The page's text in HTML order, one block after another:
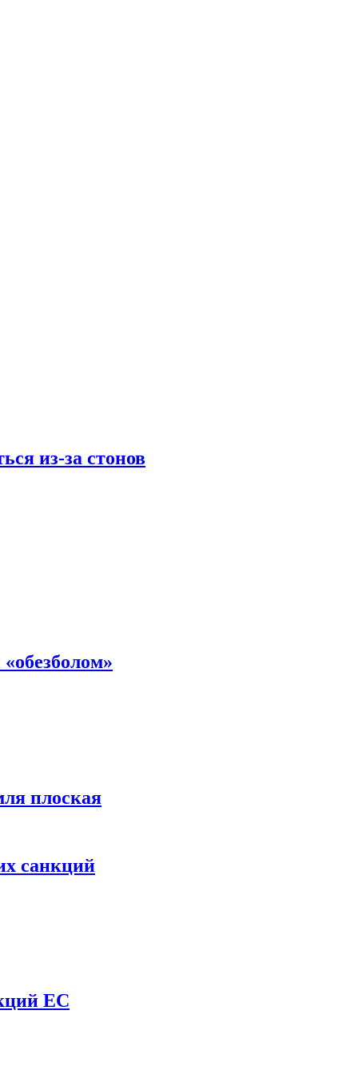
из-за стонов
плоская
санкций
ЕС